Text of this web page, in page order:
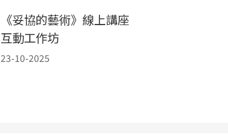
《妥協的藝術》線上講座
互動工作坊
23-10-2025